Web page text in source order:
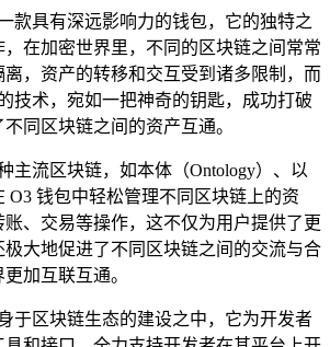
款具有深远影响力的钱包，它的独特之
在加密世界里，不同的区块链之间常常
，资产的转移和交互受到诸多限制，而
技术，宛如一把神奇的钥匙，成功打破
同区块链之间的资产互通。
主流区块链，如本体（Ontology）、以
O3 钱包中轻松管理不同区块链上的资
、交易等操作，这不仅为用户提供了更
大地促进了不同区块链之间的交流与合
加互联互通。
于区块链生态的建设之中，它为开发者